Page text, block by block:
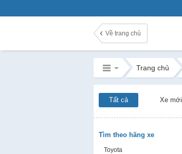
Về trang chủ
Trang chủ
Tất cả Xe mới
Tìm theo hãng xe
Toyota